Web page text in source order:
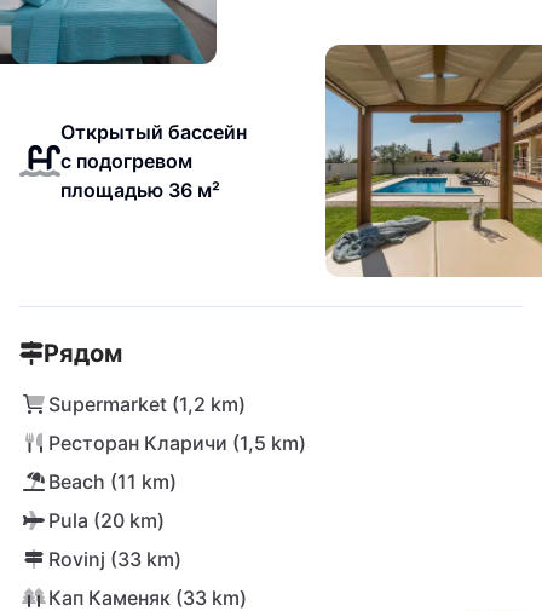
Открытый бассейн
с подогревом
площадью 36 м²
Рядом
Supermarket (1,2 km)
Ресторан Кларичи (1,5 km)
Beach (11 km)
Pula (20 km)
Rovinj (33 km)
Кап Каменяк (33 km)